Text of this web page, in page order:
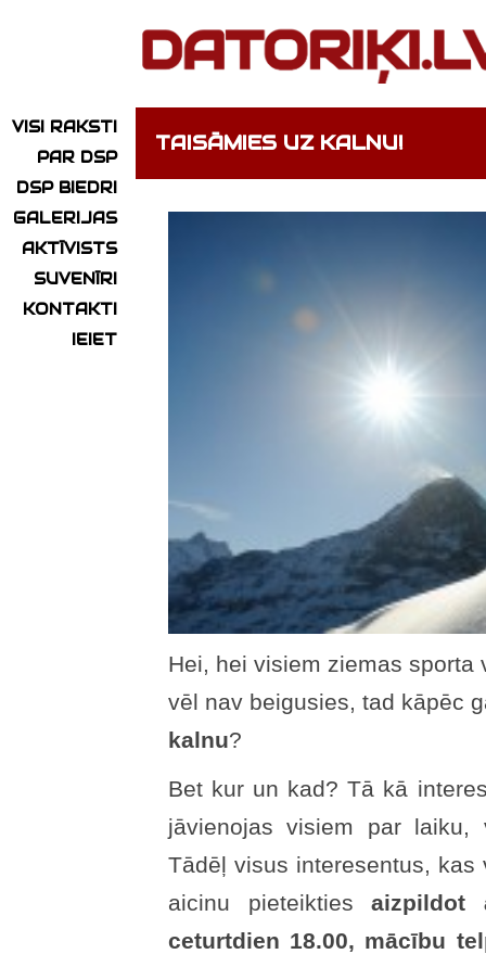
VISI RAKSTI
PAR DSP
DSP BIEDRI
GALERIJAS
AKTĪVISTS
SUVENĪRI
KONTAKTI
IEIET
TAISĀMIES UZ KALNU!
Hei, hei visiem ziemas
vēl nav beigusies, tad kāpēc
kalnu?
Bet kur un kad? Tā kā
jāvienojas visiem par
Tādēļ visus interesentus,
aicinu pieteikties aizpildot
ceturtdien 18.00, mācību